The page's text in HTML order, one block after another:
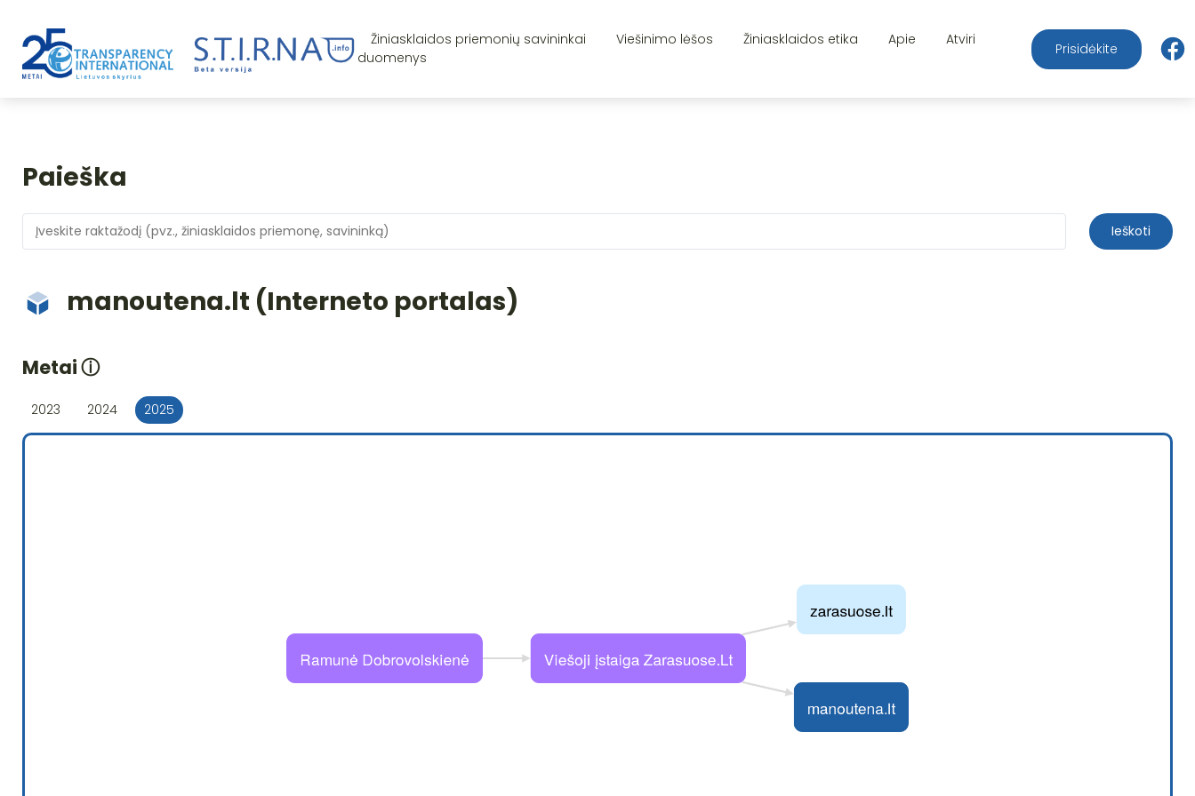
Žiniasklaidos priemonių savininkai Viešinimo lėšos Žiniasklaidos etika Apie
Atviri
duomenys
Prisidėkite
Paieška
Ieškoti
manoutena.lt (Interneto portalas)
Metaiⓘ
2023 2024 2025